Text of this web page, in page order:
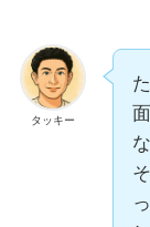
タッキー